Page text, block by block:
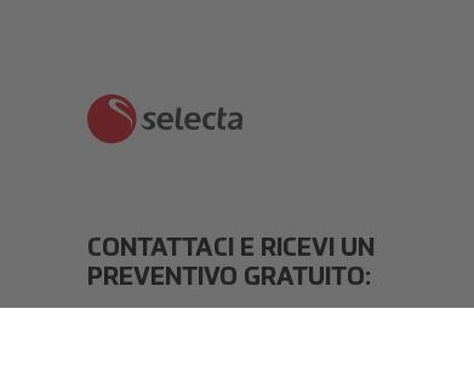
CONTATTACI E RICEVI UN
PREVENTIVO GRATUITO: